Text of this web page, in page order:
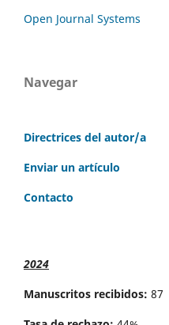
Open Journal Systems
Navegar
Directrices del autor/a
Enviar un artículo
Contacto
2024
Manuscritos recibidos: 87